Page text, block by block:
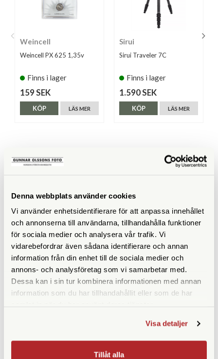
Denna webbplats använder cookies
Vi använder enhetsidentifierare för att anpassa innehållet
och annonserna till användarna, tillhandahålla funktioner
för sociala medier och analysera vår trafik. Vi
vidarebefordrar även sådana identifierare och annan
information från din enhet till de sociala medier och
annons- och analysföretag som vi samarbetar med.
Dessa kan i sin tur kombinera informationen med annan
information som du har tillhandahållit eller som de har
Visa detaljer
Tillåt alla
Weincell
Weincell PX 625 1,35v
Finns i lager
159 SEK
LÄS MER
KÖP
Sirui
Sirui Traveler 7C
Finns i lager
1.590 SEK
LÄS MER
KÖP
SmallRig
99 SEK
Manfrotto
Finns i lager
129 SEK